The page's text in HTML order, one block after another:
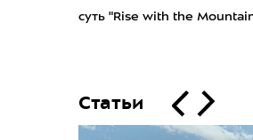
суть "Rise with the
Статьи